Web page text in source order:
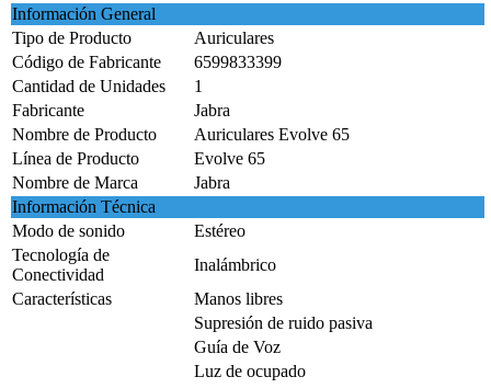
Información General
Tipo de Producto
Auriculares
Código de Fabricante
6599833399
Cantidad de Unidades
1
Fabricante
Jabra
Nombre de Producto
Auriculares Evolve 65
Línea de Producto
Evolve 65
Nombre de Marca
Jabra
Información Técnica
Modo de sonido
Estéreo
Tecnología de
Conectividad
Inalámbrico
Características
Manos libres
Supresión de ruido pasiva
Guía de Voz
Luz de ocupado